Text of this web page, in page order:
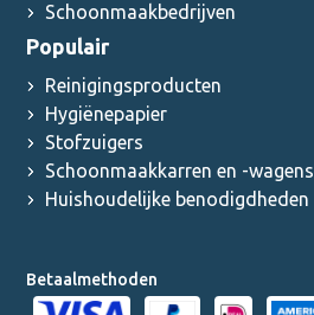
Schoonmaakbedrijven
Populair
Reinigingsproducten
Hygiënepapier
Stofzuigers
Schoonmaakkarren en -wagens
Huishoudelijke benodigdheden
Betaalmethoden